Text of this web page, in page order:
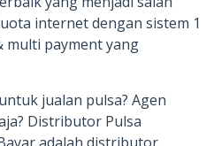
internet dengan sistem 1
multi payment yang
jualan pulsa? Agen
Distributor Pulsa
adalah distributor